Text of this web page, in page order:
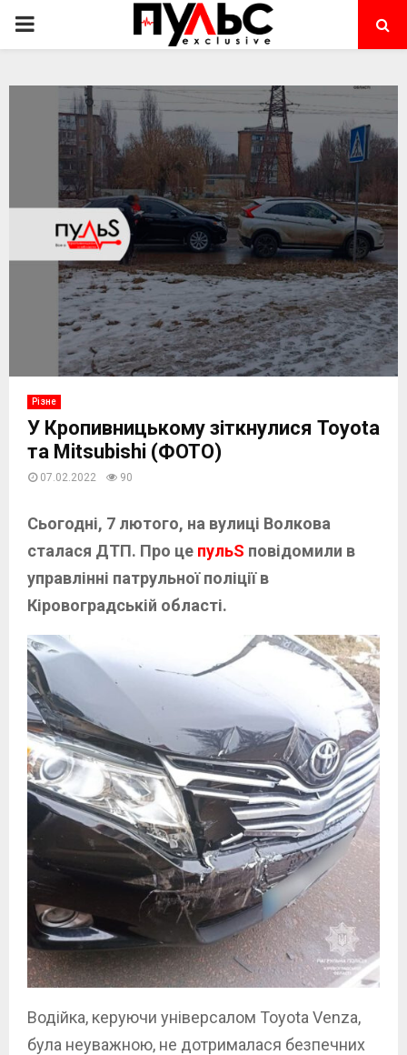
PRIMARY
Різне
У Кропивницькому зіткнулися Toyota
та Mitsubishi (ФОТО)
07.02.2022 90
Сьогодні, 7 лютого, на вулиці Волкова
сталася ДТП. Про це пульS повідомили в
управлінні патрульної поліції в
Кіровоградській області.
Водійка, керуючи універсалом Toyota Venza,
була неуважною, не дотрималася безпечних